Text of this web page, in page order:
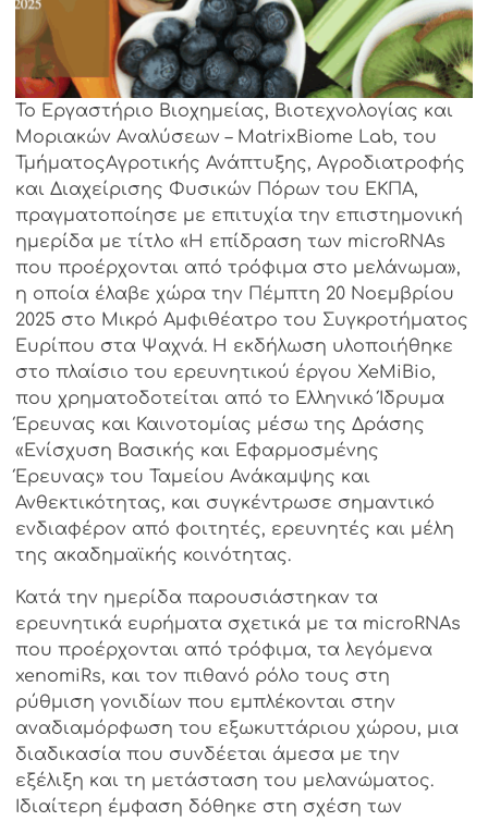
Το Εργαστήριο Βιοχημείας, Βιοτεχνολογίας και
Μοριακών Αναλύσεων – MatrixBiome Lab, του
ΤμήματοςΑγροτικής Ανάπτυξης, Αγροδιατροφής
και Διαχείρισης Φυσικών Πόρων του ΕΚΠΑ,
πραγματοποίησε με επιτυχία την επιστημονική
ημερίδα με τίτλο «Η επίδραση των microRNAs
που προέρχονται από τρόφιμα στο μελάνωμα»,
η οποία έλαβε χώρα την Πέμπτη 20 Νοεμβρίου
2025 στο Μικρό Αμφιθέατρο του Συγκροτήματος
Ευρίπου στα Ψαχνά. Η εκδήλωση υλοποιήθηκε
στο πλαίσιο του ερευνητικού έργου XeMiBio,
που χρηματοδοτείται από το Ελληνικό Ίδρυμα
Έρευνας και Καινοτομίας μέσω της Δράσης
«Ενίσχυση Βασικής και Εφαρμοσμένης
Έρευνας» του Ταμείου Ανάκαμψης και
Ανθεκτικότητας, και συγκέντρωσε σημαντικό
ενδιαφέρον από φοιτητές, ερευνητές και μέλη
της ακαδημαϊκής κοινότητας.
Κατά την ημερίδα παρουσιάστηκαν τα
ερευνητικά ευρήματα σχετικά με τα microRNAs
που προέρχονται από τρόφιμα, τα λεγόμενα
xenomiRs, και τον πιθανό ρόλο τους στη
ρύθμιση γονιδίων που εμπλέκονται στην
αναδιαμόρφωση του εξωκυττάριου χώρου, μια
διαδικασία που συνδέεται άμεσα με την
εξέλιξη και τη μετάσταση του μελανώματος.
Ιδιαίτερη έμφαση δόθηκε στη σχέση των